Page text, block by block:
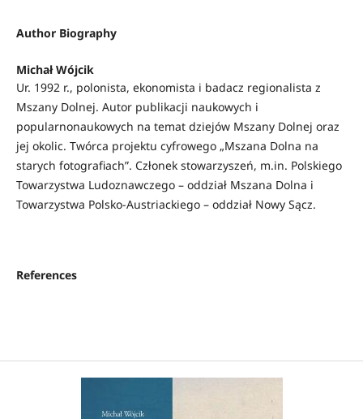
Author Biography
Michał Wójcik
Ur. 1992 r., polonista, ekonomista i badacz regionalista z
Mszany Dolnej. Autor publikacji naukowych i
popularnonaukowych na temat dziejów Mszany Dolnej oraz
jej okolic. Twórca projektu cyfrowego „Mszana Dolna na
starych fotografiach”. Członek stowarzyszeń, m.in. Polskiego
Towarzystwa Ludoznawczego – oddział Mszana Dolna i
Towarzystwa Polsko-Austriackiego – oddział Nowy Sącz.
References